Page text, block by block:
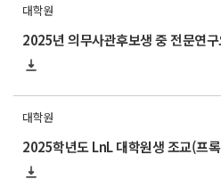
대학원
대학원
2025학년도 LnL 대학원생 조교(프